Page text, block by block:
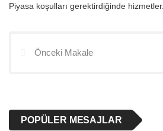
Piyasa koşulları gerektirdiğinde hizmetler.
Önceki Makale
POPÜLER MESAJLAR